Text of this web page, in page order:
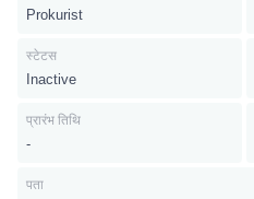
Prokurist
स्टेटस
Inactive
प्रारंभ तिथि
-
पता